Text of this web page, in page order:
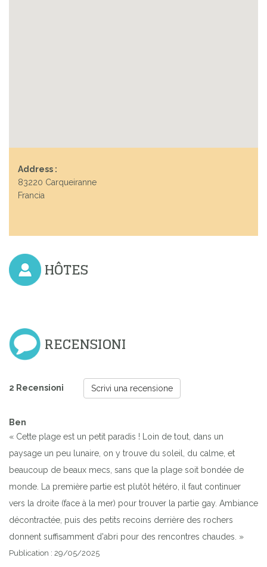
Address :
83220 Carqueiranne
Francia
HÔTES
RECENSIONI
2 Recensioni Scrivi una recensione
Ben
« Cette plage est un petit paradis ! Loin de tout, dans un
paysage un peu lunaire, on y trouve du soleil, du calme, et
beaucoup de beaux mecs, sans que la plage soit bondée de
monde. La première partie est plutôt hétéro, il faut continuer
vers la droite (face à la mer) pour trouver la partie gay. Ambiance
décontractée, puis des petits recoins derrière des rochers
donnent suffisamment d'abri pour des rencontres chaudes. »
Publication : 29/05/2025